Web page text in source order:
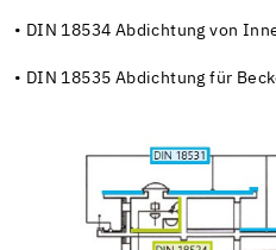
• DIN 18534 Abdichtung von
• DIN 18535 Abdichtung für